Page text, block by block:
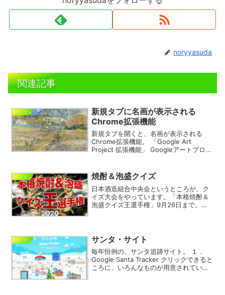
noryyasuda
関連記事
パソコン
新規タブに名画が表示される
Chrome拡張機能
新規タブを開くと、名画が表示される
Chrome拡張機能。 「Google Art
Project 拡張機能」 Googleアートプロジ
＝＝＝＝＝＝＝＝＝＝＝＝＝＝＝＝...
パソコン 焼酎＆泡盛クイズ
日本酒造組合中央会というところが、ク
イズ大会をやっています。「本格焼酎＆
泡盛クイズ王選手権」9月26日まで。
は、チャレンジしてみ...
パソコン サンタ・サイト
毎年恒例の、サンタ追跡サイト。 １．
Google Santa Tracker クリックできると
ころに、いろんなものが用意されていま